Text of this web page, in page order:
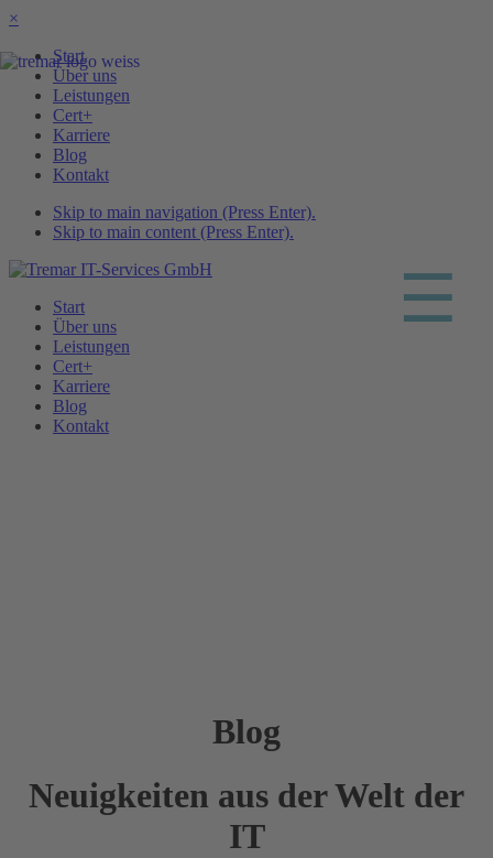
×
Start
Über uns
Leistungen
Cert+
Karriere
Blog
Kontakt
Skip to main navigation (Press Enter).
Skip to main content (Press Enter).
☰
Start
Über uns
Leistungen
Cert+
Karriere
Blog
Kontakt
Blog
Neuigkeiten aus der Welt der
IT